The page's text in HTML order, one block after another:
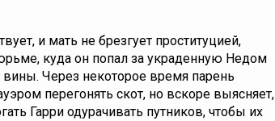
и мать не брезгует проституцией,
куда он попал за украденную Недом
Через некоторое время парень
перегонять скот, но вскоре выясняет,
Гарри одурачивать путников, чтобы их